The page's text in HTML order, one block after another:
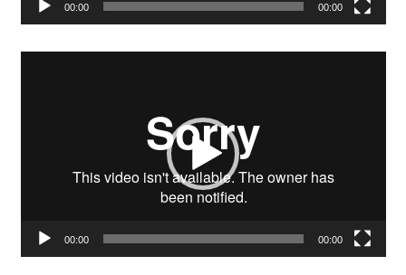
00:00 00:00
00:00 00:00